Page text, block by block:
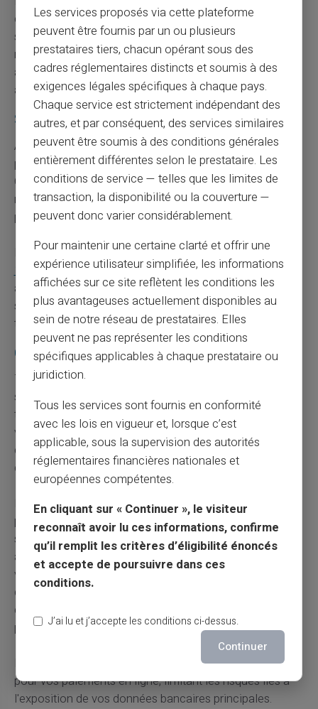
compétentes reste une démarche nécessaire. Chaque
signalement contribue à combattre le phishing et
renforce la sécurité collective. Pour signaler ces
arnaques, tournez-vous vers les canaux officiels prévus
à cet effet.
Signalement des fraudes
Après avoir constaté une fraude, agissez sans attendre
pour minimiser les conséquences financières.
Commencez par contacter votre banque – changez vos
mots de passe, et signalez l'incident. Cela permet de
protéger vos informations personnelles.
Il existe des plateformes gouvernementales comme
17cyber.gouv.fr qui centralisent les démarches
administratives à effectuer en cas de fraude. Utilisez ces
services pour signaler les incidents et obtenir de l'aide
tout en vous protégeant face aux dangers en ligne.
Comparatif des méthodes de paiement
Trouver la méthode qui vous convient dépend de votre
situation et de vos habitudes d'achat. Les micro-
transactions ne nécessitent pas toujours la même
vigilance que les achats importants. Il devient crucial
d'adapter votre stratégie - la sécurité en dépend
directement.
Pour des paiements en ligne sûrs soyez attentifs : optez
pour l'authentification forteet privilégiez toujours les
sites web sécurisés. Appliquez ces conseils sans tarder
afin d'effectuer des transactions sans souci. Préserver
vos données reste capital, car c'est la meilleure façon
de déjouer les arnaques et d'assurer votre tranquillité
d'esprit. Pensez-y à chaque fois que vous réalisez un
paiement en ligne.
offre une solution sécurisée
pour vos paiements en ligne, limitant les risques liés à
l'exposition de vos données bancaires principales.
Les services proposés via cette plateforme
peuvent être fournis par un ou plusieurs
prestataires tiers, chacun opérant sous des
cadres réglementaires distincts et soumis à des
exigences légales spécifiques à chaque pays.
Chaque service est strictement indépendant des
autres, et par conséquent, des services similaires
peuvent être soumis à des conditions générales
entièrement différentes selon le prestataire. Les
conditions de service — telles que les limites de
transaction, la disponibilité ou la couverture —
peuvent donc varier considérablement.
Pour maintenir une certaine clarté et offrir une
expérience utilisateur simplifiée, les informations
affichées sur ce site reflètent les conditions les
plus avantageuses actuellement disponibles au
sein de notre réseau de prestataires. Elles
peuvent ne pas représenter les conditions
spécifiques applicables à chaque prestataire ou
juridiction.
Tous les services sont fournis en conformité
avec les lois en vigueur et, lorsque c’est
applicable, sous la supervision des autorités
réglementaires financières nationales et
européennes compétentes.
En cliquant sur « Continuer », le visiteur
reconnaît avoir lu ces informations, confirme
qu’il remplit les critères d’éligibilité énoncés
et accepte de poursuivre dans ces
conditions.
J’ai lu et j’accepte les conditions ci-dessus.
Continuer